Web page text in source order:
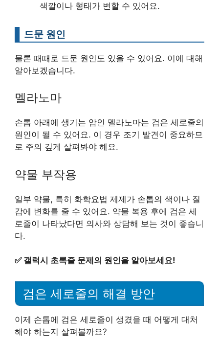
색깔이나 형태가 변할 수 있어요.
드문 원인
물론 때때로 드문 원인도 있을 수 있어요. 이에 대해
알아보겠습니다.
멜라노마
손톱 아래에 생기는 암인 멜라노마는 검은 세로줄의
원인이 될 수 있어요. 이 경우 조기 발견이 중요하므
로 주의 깊게 살펴봐야 해요.
약물 부작용
일부 약물, 특히 화학요법 제제가 손톱의 색이나 질
감에 변화를 줄 수 있어요. 약물 복용 후에 검은 세
로줄이 나타났다면 의사와 상담해 보는 것이 좋습니
다.
✅ 갤럭시 초록줄 문제의 원인을 알아보세요!
검은 세로줄의 해결 방안
이제 손톱에 검은 세로줄이 생겼을 때 어떻게 대처
해야 하는지 살펴볼까요?